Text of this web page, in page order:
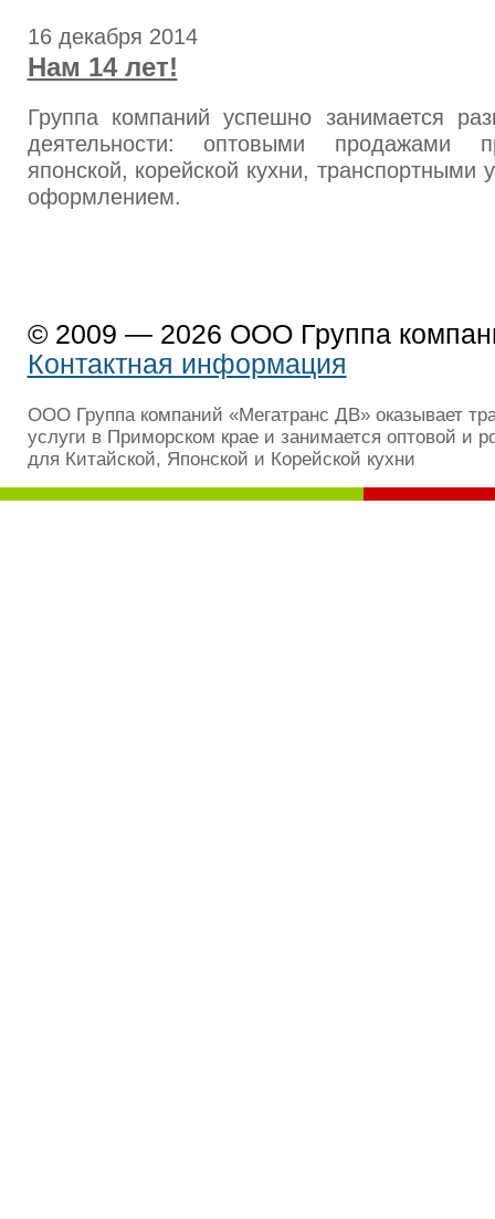
16 декабря 2014
Нам 14 лет!
Группа компаний успешно занимается
деятельности: оптовыми продажами
японской, корейской кухни,
оформлением.
© 2009 — 2026 ООО Группа
Контактная информация
ООО Группа компаний «Мегатранс ДВ» оказывает
услуги в Приморском крае и занимается оптовой и
для Китайской, Японской и Корейской кухни